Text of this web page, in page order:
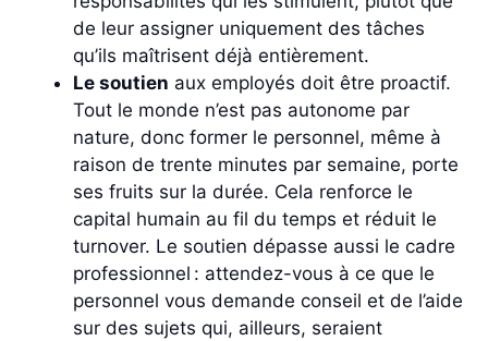
de leur assigner uniquement des tâches
qu’ils maîtrisent déjà entièrement.
Le soutien aux employés doit être proactif.
Tout le monde n’est pas autonome par
nature, donc former le personnel, même à
raison de trente minutes par semaine, porte
ses fruits sur la durée. Cela renforce le
capital humain au fil du temps et réduit le
turnover. Le soutien dépasse aussi le cadre
professionnel : attendez-vous à ce que le
personnel vous demande conseil et de l’aide
sur des sujets qui, ailleurs, seraient